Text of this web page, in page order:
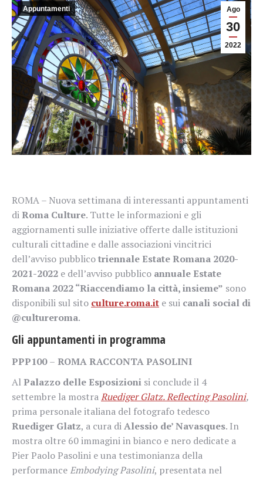
Ago
30
2022
Appuntamenti
ROMA – Nuova settimana di interessanti appuntamenti
diRoma Culture. Tutte le informazioni e gli
aggiornamenti sulle iniziative offerte dalle istituzioni
culturali cittadine e dalle associazioni vincitrici
dell’avviso pubblicotriennaleEstate Romana 2020-
2021-2022 e dell’avviso pubblico annuale Estate
Romana 2022 “Riaccendiamo la città, insieme” sono
disponibili sul sito culture.roma.it e sui canali social di
@cultureroma.
Gli appuntamenti in programma
PPP100– ROMA RACCONTA PASOLINI
AlPalazzo delle Esposizioni si conclude il 4
settembre la mostraRuediger Glatz. Reflecting Pasolini,
prima personale italiana del fotografo tedesco
Ruediger Glatz, a cura diAlessio de’ Navasques. In
mostra oltre 60 immagini in bianco e nero dedicate a
Pier Paolo Pasolini e una testimonianza della
performanceEmbodying Pasolini, presentata nel